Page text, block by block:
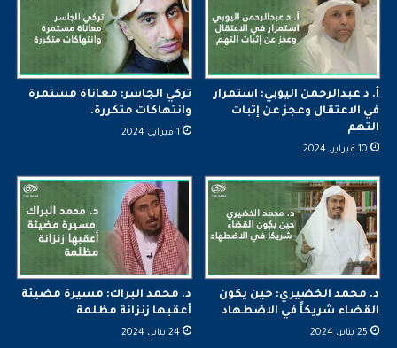
أ. د عبدالرحمن اليوبي: استمرار
في الاعتقال وعجز عن إثبات
التهم
10 فبراير، 2024
تركي الجاسر: معاناة مستمرة
وانتهاكات متكررة.
1 فبراير، 2024
د. محمد الخضيري: حين يكون
القضاء شريكاً في الاضطهاد
25 يناير، 2024
د. محمد البراك: مسيرة مضيئة
أعقبها زنزانة مظلمة
24 يناير، 2024